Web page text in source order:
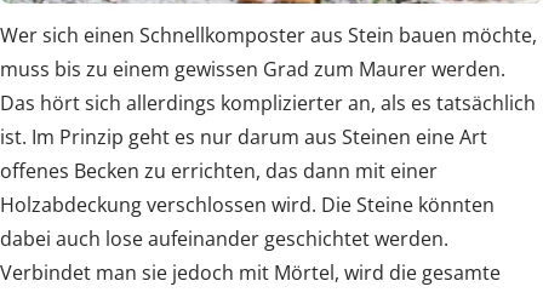
Wer sich einen Schnellkomposter aus Stein bauen möchte,
muss bis zu einem gewissen Grad zum Maurer werden.
Das hört sich allerdings komplizierter an, als es tatsächlich
ist. Im Prinzip geht es nur darum aus Steinen eine Art
offenes Becken zu errichten, das dann mit einer
Holzabdeckung verschlossen wird. Die Steine könnten
dabei auch lose aufeinander geschichtet werden.
Verbindet man sie jedoch mit Mörtel, wird die gesamte